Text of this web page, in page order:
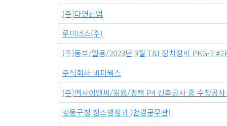
(주)다연산업
루미너스(주)
(주)동부/일용/2023년 3월 T&I 장치정비 PKG-2
주식회사 비피웍스
(주)엑사이엔씨/일용/평택 P4 신축공사 중 수장공
강동구청 청소행정과 (환경공무관)